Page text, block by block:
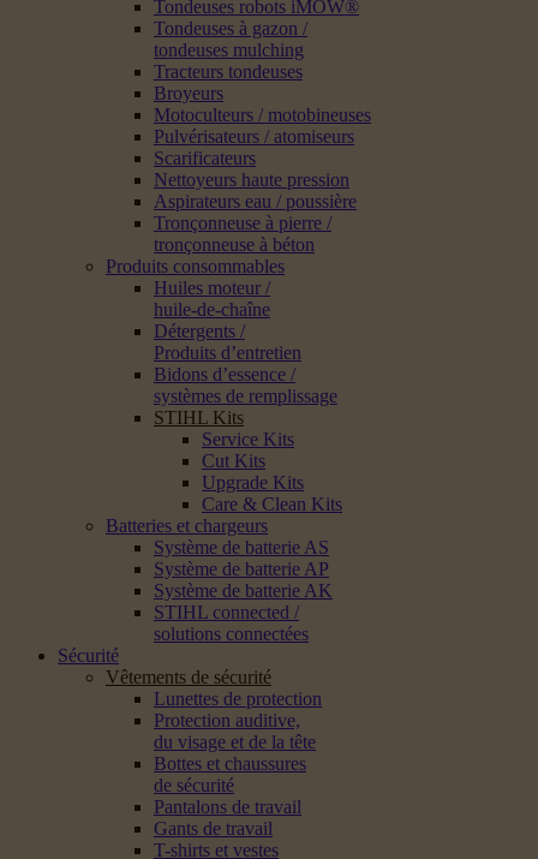
Tondeuses robots iMOW®
Tondeuses à gazon /
tondeuses mulching
Tracteurs tondeuses
Broyeurs
Motoculteurs / motobineuses
Pulvérisateurs / atomiseurs
Scarificateurs
Nettoyeurs haute pression
Aspirateurs eau / poussière
Tronçonneuse à pierre /
tronçonneuse à béton
Produits consommables
Huiles moteur /
huile-de-chaîne
Détergents /
Produits d’entretien
Bidons d’essence /
systèmes de remplissage
STIHL Kits
Service Kits
Cut Kits
Upgrade Kits
Care & Clean Kits
Batteries et chargeurs
Système de batterie AS
Système de batterie AP
Système de batterie AK
STIHL connected /
solutions connectées
Sécurité
Vêtements de sécurité
Lunettes de protection
Protection auditive,
du visage et de la tête
Bottes et chaussures
de sécurité
Pantalons de travail
Gants de travail
T-shirts et vestes